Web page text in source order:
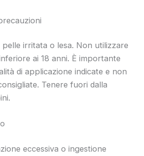
irritata o lesa. Non utilizzare
ai 18 anni. È importante
di applicazione indicate e non
Tenere fuori dalla
eccessiva o ingestione